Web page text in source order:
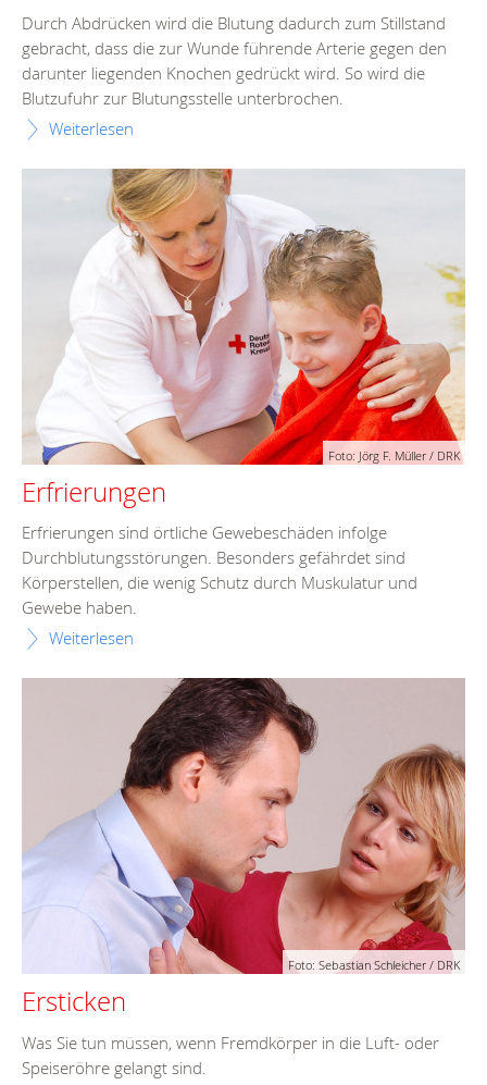
Durch Abdrücken wird die Blutung dadurch zum Stillstand
gebracht, dass die zur Wunde führende Arterie gegen den
darunter liegenden Knochen gedrückt wird. So wird die
Blutzufuhr zur Blutungsstelle unterbrochen.
Weiterlesen
Foto: Jörg F. Müller / DRK
Erfrierungen
Erfrierungen sind örtliche Gewebeschäden infolge
Durchblutungsstörungen. Besonders gefährdet sind
Körperstellen, die wenig Schutz durch Muskulatur und
Gewebe haben.
Weiterlesen
Foto: Sebastian Schleicher / DRK
Ersticken
Was Sie tun müssen, wenn Fremdkörper in die Luft- oder
Speiseröhre gelangt sind.